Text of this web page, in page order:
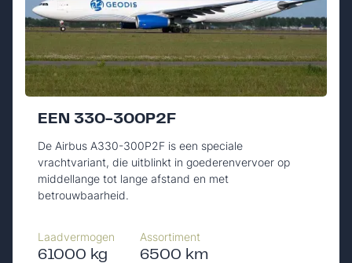
EEN 330-300P2F
De Airbus A330-300P2F is een speciale
vrachtvariant, die uitblinkt in goederenvervoer op
middellange tot lange afstand en met
betrouwbaarheid.
Laadvermogen
61000 kg
Assortiment
6500 km